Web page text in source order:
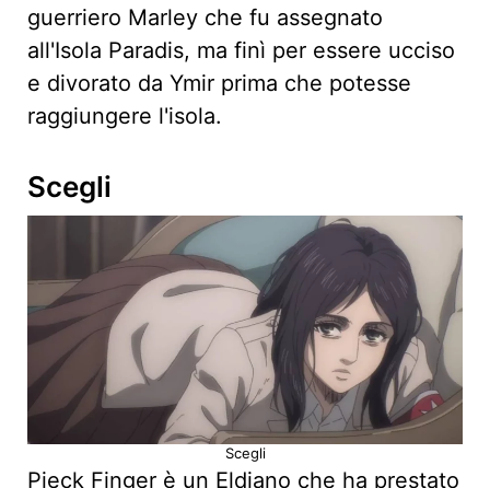
guerriero Marley che fu assegnato
all'Isola Paradis, ma finì per essere ucciso
e divorato da Ymir prima che potesse
raggiungere l'isola.
Scegli
Scegli
Pieck Finger è un Eldiano che ha prestato